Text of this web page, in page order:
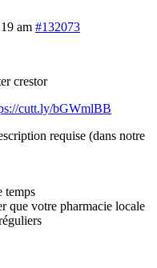
am #132073
crestor
cutt.ly/bGWmlBB
requise (dans notre
temps
que votre pharmacie locale